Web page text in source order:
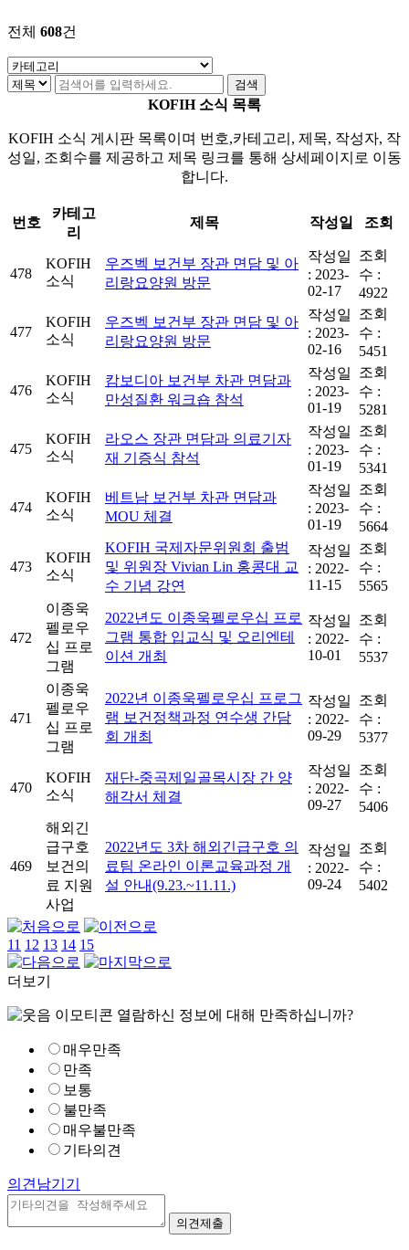
전체 608건
KOFIH 소식 목록
KOFIH 소식 게시판 목록이며 번호,카테고리, 제목, 작성자, 작
성일, 조회수를 제공하고 제목 링크를 통해 상세페이지로 이동
합니다.
번호
카테고
리
제목 작성일 조회
478
KOFIH
소식
우즈벡 보건부 장관 면담 및 아
리랑요양원 방문
작성일
: 2023-
02-17
조회
수 :
4922
477
KOFIH
소식
우즈벡 보건부 장관 면담 및 아
리랑요양원 방문
작성일
: 2023-
02-16
조회
수 :
5451
476
KOFIH
소식
캄보디아 보건부 차관 면담과
만성질환 워크숍 참석
작성일
: 2023-
01-19
조회
수 :
5281
475
KOFIH
소식
라오스 장관 면담과 의료기자
재 기증식 참석
작성일
: 2023-
01-19
조회
수 :
5341
474
KOFIH
소식
베트남 보건부 차관 면담과
MOU 체결
작성일
: 2023-
01-19
조회
수 :
5664
473
KOFIH
소식
KOFIH 국제자문위원회 출범
및 위원장 Vivian Lin 홍콩대 교
수 기념 강연
작성일
: 2022-
11-15
조회
수 :
5565
472
이종욱
펠로우
십 프로
그램
2022년도 이종욱펠로우십 프로
그램 통합 입교식 및 오리엔테
이션 개최
작성일
: 2022-
10-01
조회
수 :
5537
471
이종욱
펠로우
십 프로
그램
2022년 이종욱펠로우십 프로그
램 보건정책과정 연수생 간담
회 개최
작성일
: 2022-
09-29
조회
수 :
5377
470
KOFIH
소식
재단-중곡제일골목시장 간 양
해각서 체결
작성일
: 2022-
09-27
조회
수 :
5406
469
해외긴
급구호
보건의
료 지원
사업
2022년도 3차 해외긴급구호 의
료팀 온라인 이론교육과정 개
설 안내(9.23.~11.11.)
작성일
: 2022-
09-24
조회
수 :
5402
11 12 13 14 15
더보기
열람하신 정보에 대해 만족하십니까?
매우만족
만족
보통
불만족
매우불만족
기타의견
의견남기기